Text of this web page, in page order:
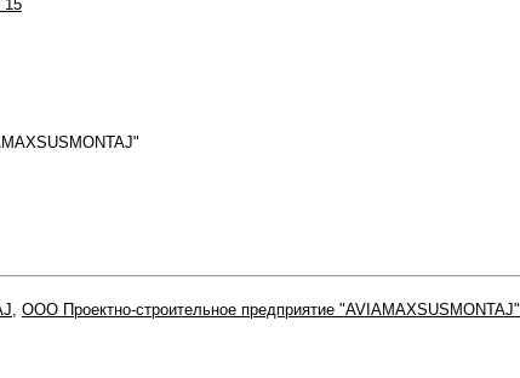
15
, ООО Проектно-строительное предприятие "AVIAMAXSUSMONTAJ"